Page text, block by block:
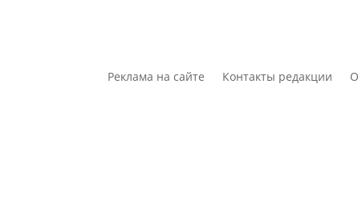
Реклама на сайте Контакты редакции О